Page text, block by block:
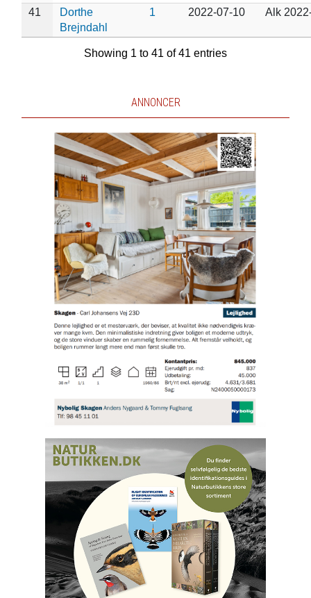
41
Dorthe
Brejndahl
1 2022-07-10 Alk
Showing 1 to 41 of 41 entries
ANNONCER